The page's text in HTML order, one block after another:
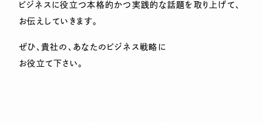
ビジネスに役立つ本格的かつ実践的な話題を取り上げて、
お伝えしていきます。
ぜひ、貴社の、あなたのビジネス戦略に
お役立て下さい。